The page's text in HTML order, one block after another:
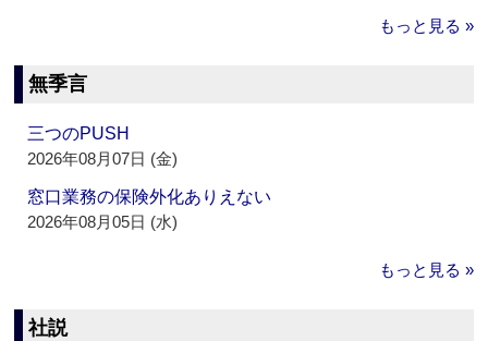
もっと見る »
無季言
三つのPUSH
2026年08月07日 (金)
窓口業務の保険外化ありえない
2026年08月05日 (水)
もっと見る »
社説